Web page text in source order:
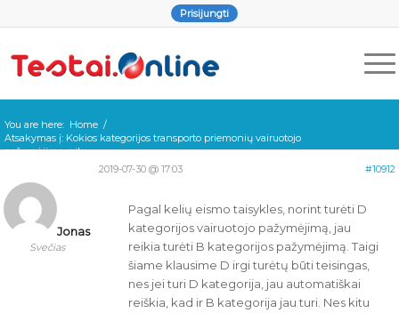
Prisijungti
You are here: Home /
Atsakymas į: Kokios kategorijos transporto priemonių vairuotojo
pažymėjimą reik...
2019-07-30 @ 17:03
#10912
Jonas
Svečias
Pagal kelių eismo taisykles, norint turėti D
kategorijos vairuotojo pažymėjimą, jau
reikia turėti B kategorijos pažymėjimą. Taigi
šiame klausime D irgi turėtų būti teisingas,
nes jei turi D kategorija, jau automatiškai
reiškia, kad ir B kategorija jau turi. Nes kitu